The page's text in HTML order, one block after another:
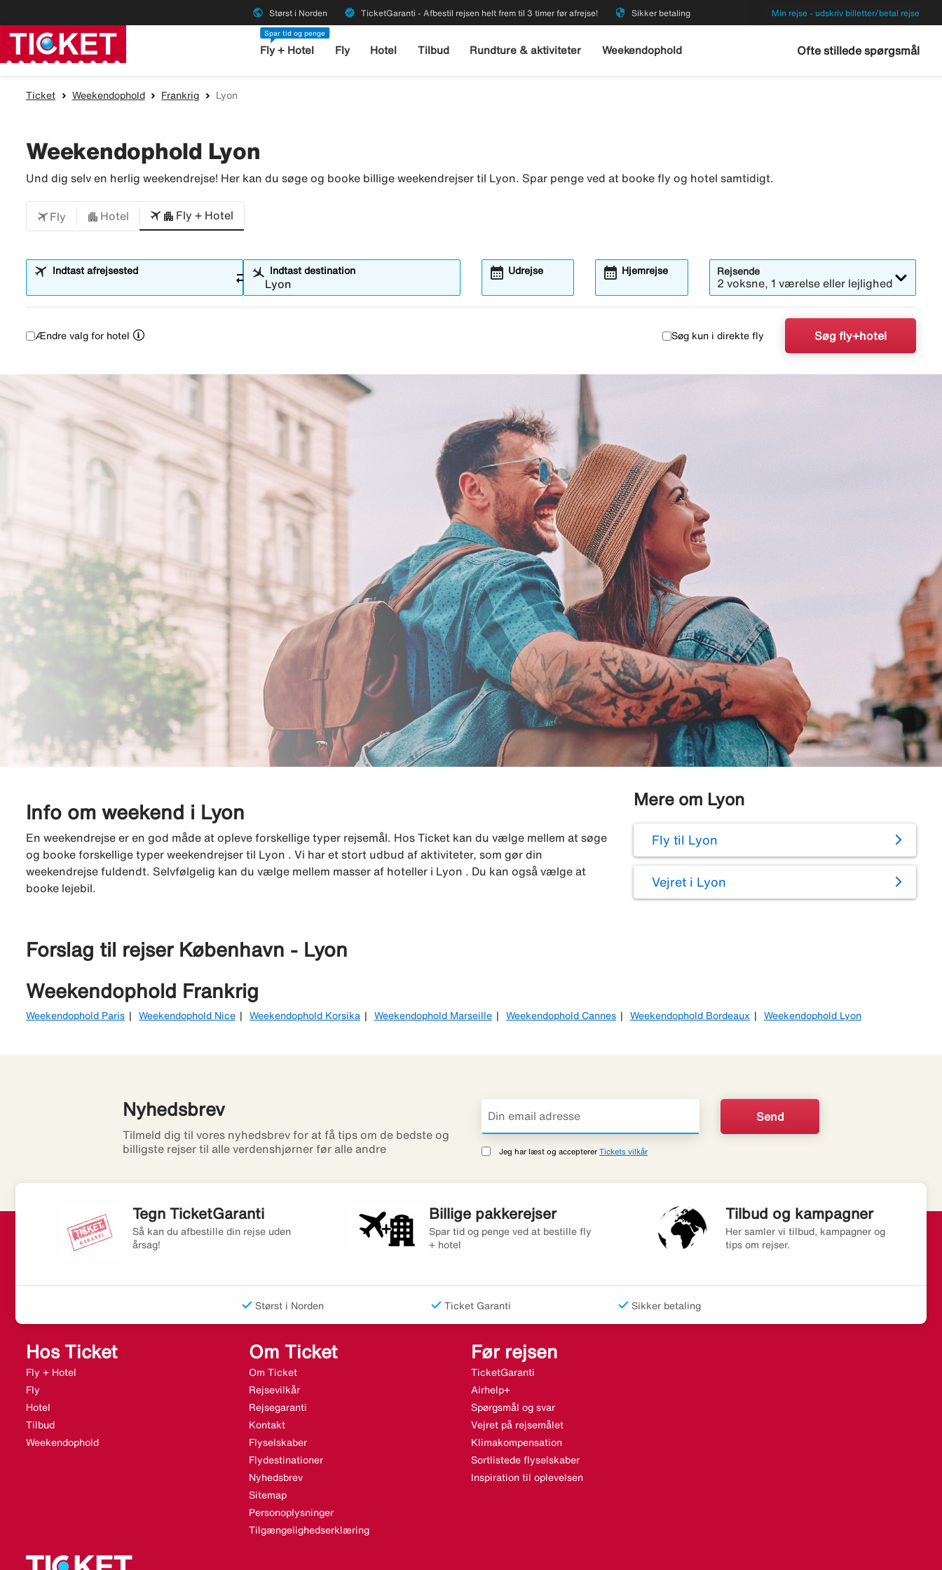
public Størst i Norden verified TicketGaranti - Afbestil rejsen helt frem til 3 timer før afrejse! security Sikker betaling Min rejse - udskriv billetter/betal rejse
Spar tid og penge
Fly + Hotel Fly Hotel Tilbud Rundture & aktiviteter Weekendophold Ofte stillede spørgsmål
Ticket Weekendophold Frankrig Lyon
Weekendophold Lyon
Und dig selv en herlig weekendrejse! Her kan du søge og booke billige weekendrejser til Lyon. Spar penge ved at booke fly og hotel samtidigt.
Fly Hotel Fly + Hotel
Indtast afrejsested sync_alt Indtast destination Udrejse
calendar_month Hjemrejse
calendar_month Rejsende
2 voksne, 1 værelse eller lejlighed
Ændre valg for hotel Søg kun i direkte fly Søg fly+hotel
Info om weekend i Lyon
En weekendrejse er en god måde at opleve forskellige typer rejsemål. Hos Ticket kan du vælge mellem at søge
og booke forskellige typer weekendrejser til Lyon . Vi har et stort udbud af aktiviteter, som gør din
weekendrejse fuldendt. Selvfølgelig kan du vælge mellem masser af hoteller i Lyon . Du kan også vælge at
booke lejebil.
Mere om Lyon
Fly til Lyon
Vejret i Lyon
Forslag til rejser København - Lyon
Weekendophold Frankrig
Weekendophold Paris Weekendophold Nice Weekendophold Korsika Weekendophold Marseille Weekendophold Cannes Weekendophold Bordeaux Weekendophold Lyon
Nyhedsbrev
Tilmeld dig til vores nyhedsbrev for at få tips om de bedste og
billigste rejser til alle verdenshjørner før alle andre
Jeg har læst og accepterer Tickets vilkår
Tegn TicketGaranti
Så kan du afbestille din rejse uden
årsag!
Billige pakkerejser
Spar tid og penge ved at bestille fly
+ hotel
Tilbud og kampagner
Her samler vi tilbud, kampagner og
tips om rejser.
Størst i Norden Ticket Garanti Sikker betaling
Hos Ticket
Fly + Hotel
Fly
Hotel
Tilbud
Weekendophold
Om Ticket
Om Ticket
Rejsevilkår
Rejsegaranti
Kontakt
Flyselskaber
Flydestinationer
Nyhedsbrev
Sitemap
Personoplysninger
Tilgængelighedserklæring
Før rejsen
TicketGaranti
Airhelp+
Spørgsmål og svar
Vejret på rejsemålet
Klimakompensation
Sortlistede flyselskaber
Inspiration til oplevelsen